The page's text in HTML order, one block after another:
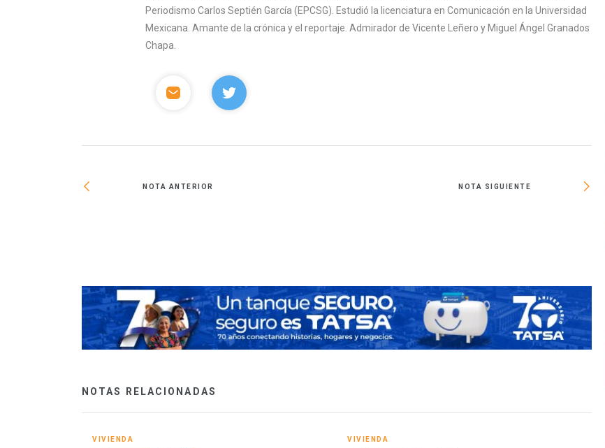
Periodismo Carlos Septién García (EPCSG). Estudió la licenciatura en Comunicación en la Universidad
Mexicana. Amante de la crónica y el reportaje. Admirador de Vicente Leñero y Miguel Ángel Granados
Chapa.
NOTA ANTERIOR NOTA SIGUIENTE
NOTAS RELACIONADAS
VIVIENDA VIVIENDA